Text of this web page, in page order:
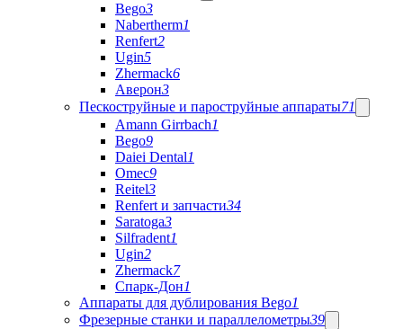
Bego3
Nabertherm1
Renfert2
Ugin5
Zhermack6
Аверон3
Пескоструйные и пароструйные аппараты71
Amann Girrbach1
Bego9
Daiei Dental1
Omec9
Reitel3
Renfert и запчасти34
Saratoga3
Silfradent1
Ugin2
Zhermack7
Спарк-Дон1
Аппараты для дублирования Bego1
Фрезерные станки и параллелометры39